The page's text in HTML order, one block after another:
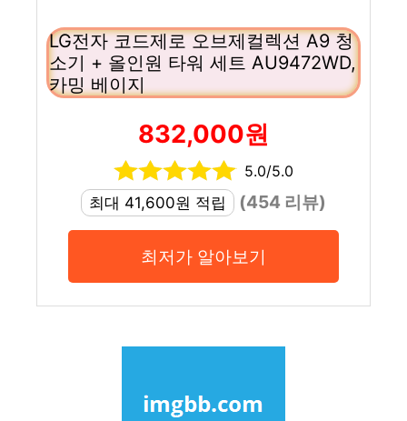
LG전자 코드제로 오브제컬렉션 A9 청
소기 + 올인원 타워 세트 AU9472WD,
카밍 베이지
832,000원
5.0/5.0
최대 41,600원 적립
(454 리뷰)
최저가 알아보기